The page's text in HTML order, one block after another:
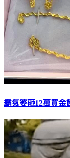
霸氣婆砸12萬買